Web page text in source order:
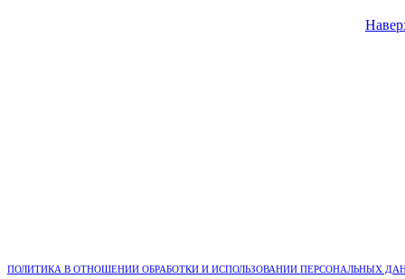
ПОЛИТИКА В ОТНОШЕНИИ ОБРАБОТКИ И ИСПОЛЬЗОВАНИИ ПЕРСОНАЛЬНЫХ